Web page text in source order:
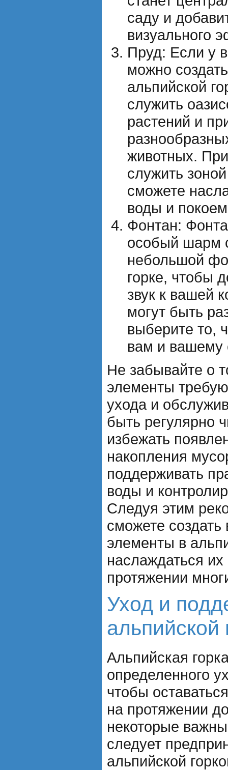
саду и
визуального
Пруд: Если у
можно
альпийской
служить
растений и
животных.
служить
сможете
воды и
Фонтан:
особый шарм
небольшой
горке, чтобы
звук к вашей
могут быть
выберите то,
вам и вашему
Не забывайте о
элементы
ухода и
быть регулярно
избежать
накопления
поддерживать
воды и
Следуя этим
сможете
элементы в
наслаждаться их
протяжении
Уход и
альпийской
Альпийская
определенного
чтобы
на протяжении
некоторые
следует
альпийской